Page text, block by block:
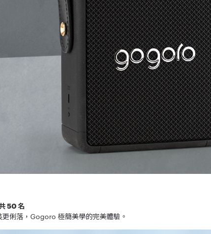
50 名
俐落，Gogoro 極簡美學的完美體驗。